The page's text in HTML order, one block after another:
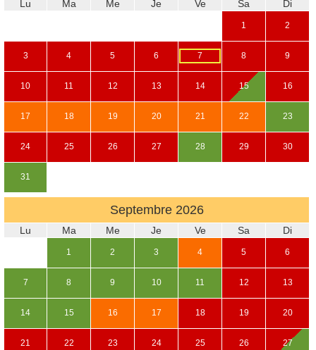
Lu Ma Me Je Ve Sa Di
1 2
3 4 5 6 7 8 9
10 11 12 13 14 15 16
17 18 19 20 21 22 23
24 25 26 27 28 29 30
31
Septembre 2026
Lu Ma Me Je Ve Sa Di
1 2 3 4 5 6
7 8 9 10 11 12 13
14 15 16 17 18 19 20
21 22 23 24 25 26 27